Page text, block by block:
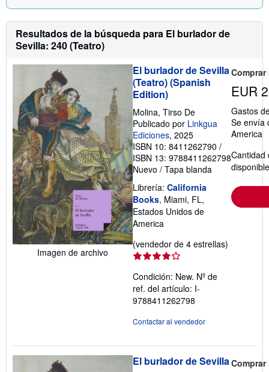
Resultados de la búsqueda para El burlador de
Sevilla: 240 (Teatro)
Imagen de archivo
El burlador de Sevilla
(Teatro) (Spanish
Edition)
Molina, Tirso De
Publicado por Linkgua
Ediciones, 2025
ISBN 10: 8411262790 /
ISBN 13: 9788411262798
Nuevo / Tapa blanda
Librería: California
Books, Miami, FL,
Estados Unidos de
America
(vendedor de 4 estrellas)
Condición: New. Nº de
ref. del artículo: I-
9788411262798
Contactar al vendedor
EUR
Gastos
Se envía
America
Cantidad
El burlador de Sevilla